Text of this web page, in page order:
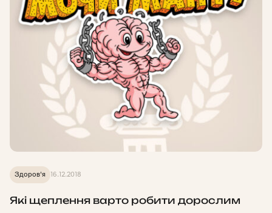
Здоров'я 16.12.2018
Які щеплення варто робити дорослим